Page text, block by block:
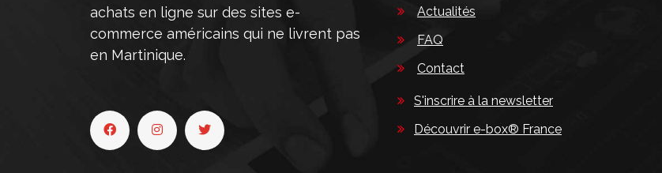
achats en ligne sur des sites e-
commerce américains qui ne livrent pas
en Martinique.
Actualités
FAQ
Contact
S'inscrire à la newsletter
Découvrir e-box® France